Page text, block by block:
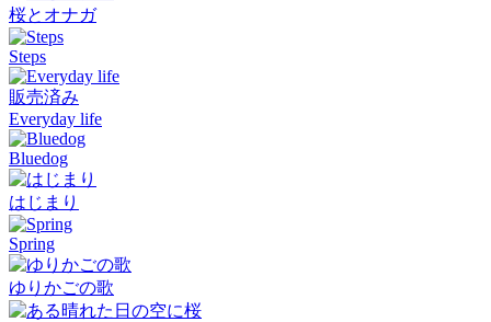
桜とオナガ
Steps
販売済み
Everyday life
Bluedog
はじまり
Spring
ゆりかごの歌